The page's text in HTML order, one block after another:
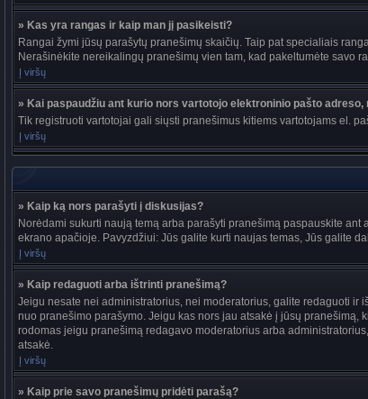
» Kas yra rangas ir kaip man jį pasikeisti?
Rangai žymi jūsų parašytų pranešimų skaičių. Taip pat specialiais
Nerašinėkite nereikalingų pranešimų vien tam, kad pakeltumėte savo
Į viršų
» Kai paspaudžiu ant kurio nors vartotojo elektroninio pašto
Tik registruoti vartotojai gali siųsti pranešimus kitiems vartotojams el.
Į viršų
» Kaip ką nors parašyti į diskusijas?
Norėdami sukurti naują temą arba parašyti pranešimą paspauskite
ekrano apačioje. Pavyzdžiui: Jūs galite kurti naujas temas, Jūs galite
Į viršų
» Kaip redaguoti arba ištrinti pranešimą?
Jeigu nesate nei administratorius, nei moderatorius, galite redaguoti ir
nuo pranešimo parašymo. Jeigu kas nors jau atsakė į jūsų
rodomas jeigu pranešimą redagavo moderatorius arba
atsakė.
Į viršų
» Kaip prie savo pranešimų pridėti parašą?